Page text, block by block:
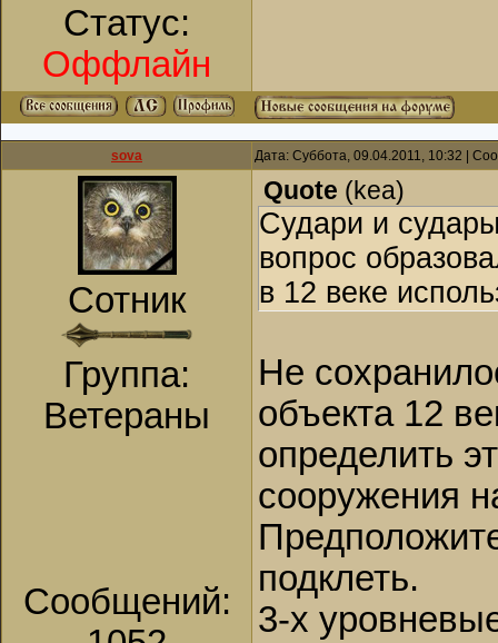
Статус:
Оффлайн
sova Дата: Суббота, 09.04.2011, 10:32 |
Сотник
Группа:
Ветераны
Сообщений:
Quote (kea)
Судари и
вопрос
в 12 веке
Не
объекта 12
определить
сооружения
подклеть.
3-х